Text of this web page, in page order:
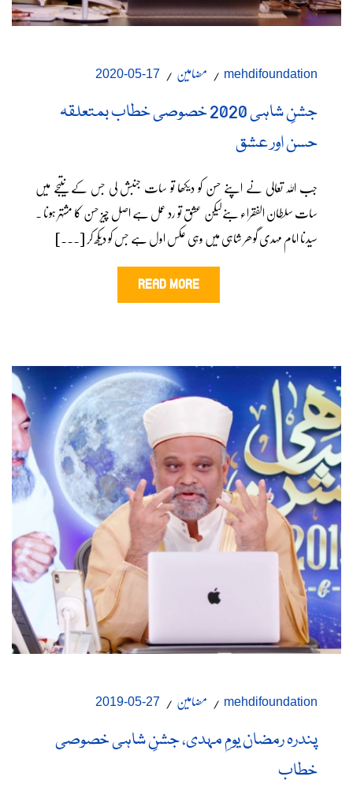
mehdifoundation مضامین 17-05-2020
جشنِ شاہی 2020 خصوصی خطاب بمتعلقہ
حسن اور عشق
جب اللہ تعالی نے اپنے حسن کو دیکھا تو سات جنبش لی جس کے نتیجے میں
سات سلطان الفقراء بنےلیکن عشق تو رد عمل ہے اصل چیز حسن کا مشتہر ہونا ۔
سیدنا امام مہدی گوھر شاہی میں وہی عکس اول ہے جس کو دیکھ کر [...]
READ MORE
mehdifoundation مضامین 27-05-2019
پندرہ رمضان یومِ مہدی، جشنِ شاہی خصوصی
خطاب